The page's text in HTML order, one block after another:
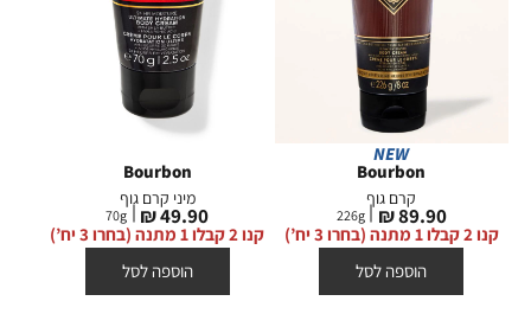
NEW
Bourbon
קרם גוף
מחיר
מוצר
89.90 ₪
226g
קנו 2 קבלו 1 מתנה (בחרו 3 יח’)
הוספה לסל
Bourbon
מיני קרם גוף
מחיר
מוצר
49.90 ₪
70g
קנו 2 קבלו 1 מתנה (בחרו 3 יח’)
הוספה לסל